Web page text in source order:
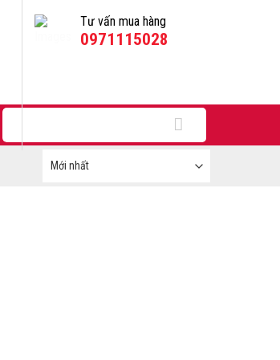
Tư vấn mua hàng
0971115028
kiếm: